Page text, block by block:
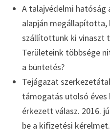
A talajvédelmi hatóság
alapján megállapította,
szállítottunk ki vinaszt
Területeink többsége
a büntetés?
Tejágazat
támogatás utolsó
érkezett válasz. 2016.
be a kifizetési